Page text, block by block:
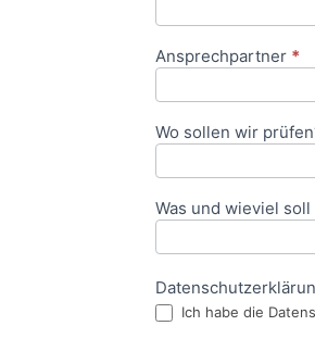
Ansprechpartner *
Wo sollen wir
Was und wieviel
Ich habe die